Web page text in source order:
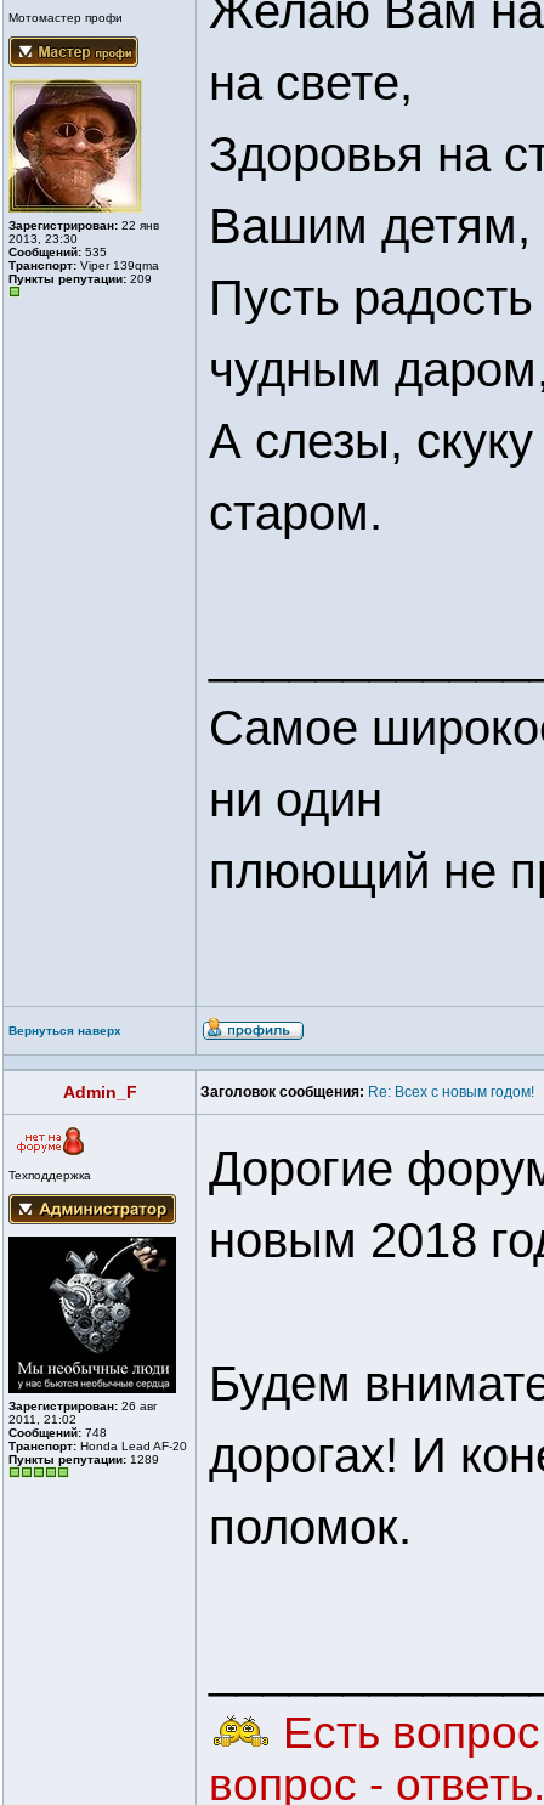
Мотомастер профи
Зарегистрирован: 22 янв
2013, 23:30
Сообщений: 535
Транспорт: Viper 139qmа
Пункты репутации: 209
Желаю Вам на
на свете,
Здоровья на
Вашим детям,
Пусть
чудным
А слезы,
старом.
Самое
ни один
плюющий не
Вернуться наверх
Admin_F Заголовок сообщения: Re: Всех с новым годом!
Техподдержка
Зарегистрирован: 26 авг
2011, 21:02
Сообщений: 748
Транспорт: Honda Lead AF-20
Пункты репутации: 1289
Дорогие
новым 2018
Будем
дорогах! И
поломок.
Есть
вопрос -